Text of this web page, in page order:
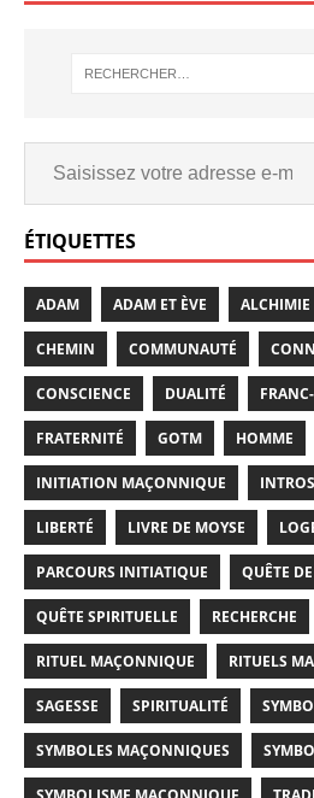
ÉTIQUETTES
ADAM ADAM ET ÈVE ALCHIMIE
CHEMIN COMMUNAUTÉ
CONSCIENCE DUALITÉ
FRATERNITÉ GOTM HOMME
INITIATION MAÇONNIQUE
LIBERTÉ LIVRE DE MOYSE
PARCOURS INITIATIQUE QUÊTE
QUÊTE SPIRITUELLE RECHERCHE
RITUEL MAÇONNIQUE RITUELS
SAGESSE SPIRITUALITÉ
SYMBOLES MAÇONNIQUES